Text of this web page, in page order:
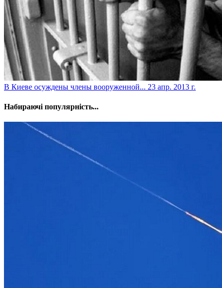
В Киеве осуждены члены вооруженной... 23 апр. 2013 г.
Набираючі популярність...